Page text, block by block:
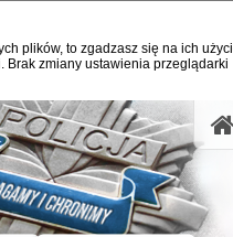
plików, to zgadzasz się na ich
zmiany ustawienia przeglądarki